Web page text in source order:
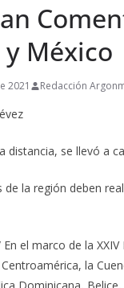
México
2021 Redacción
distancia, se llevó a
de la región deben
En el marco de la
la